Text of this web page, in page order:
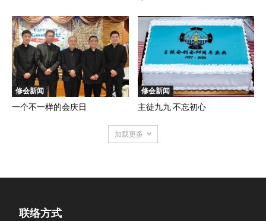
修会新闻
一个不一样的会庆日
修会新闻
主徒九九 不忘初心
加载更多
联络方式